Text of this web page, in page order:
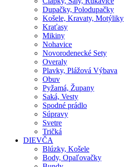
Dupačky, Polodupačky
Košele, Kravaty, Motýliky
Kraťasy
Mikiny
Nohavice
Novorodenecké Sety
Overaly
Plavky, Plážová Výbava
Obuv
Pyžamá, Župany
Saká, Vesty
Spodné prádlo
Súpravy
Svetre
Tričká
DIEVČA
Blúzky, Košele
Body, Opaľovačky